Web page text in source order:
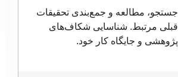
جستجو، مطالعه و جمع‌بندی تحقیقات
قبلی مرتبط. شناسایی شکاف‌های
پژوهشی و جایگاه کار خود.